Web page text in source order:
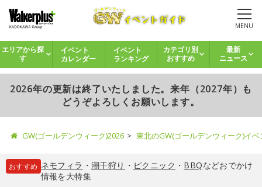
MENU
エリアから探
す
イベント
カレンダー
イベント
ランキング
カテゴリ別
おすすめ
最新
ニュース
2026年の更新は終了いたしました。来年（2027年）も
どうぞよろしくお願いします。
GW(ゴールデンウィーク)2026 東北のGW(ゴールデンウィーク)イ
おすすめ ネモフィラ ・ 潮干狩り ・ ピクニック ・ BBQなどおでかけ
情報を大特集